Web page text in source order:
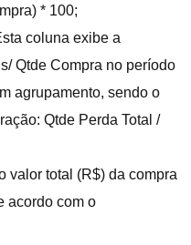
* 100;
coluna exibe a
Qtde Compra no período
agrupamento, sendo o
Qtde Perda Total /
valor total (R$) da compra
acordo com o